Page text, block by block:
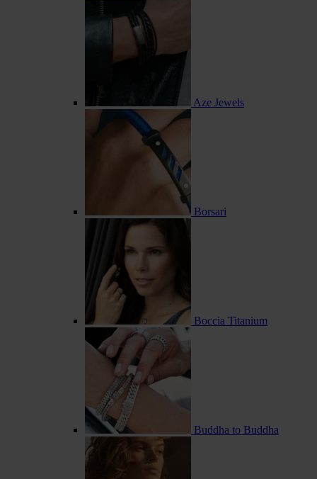
Aze Jewels
Borsari
Boccia Titanium
Buddha to Buddha